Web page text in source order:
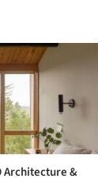
Architecture &